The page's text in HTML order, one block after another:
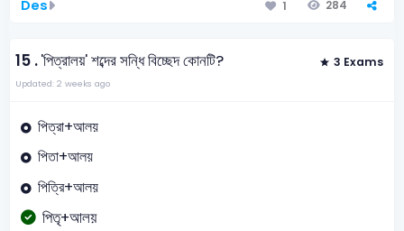
Des 1 284
15 .'পিত্রালয়' শব্দের সন্ধি বিচ্ছেদ কোনটি? 3 Exams
Updated: 2 weeks ago
পিত্রা+আলয়
পিতা+আলয়
পিত্রি+আলয়
পিতৃ+আলয়